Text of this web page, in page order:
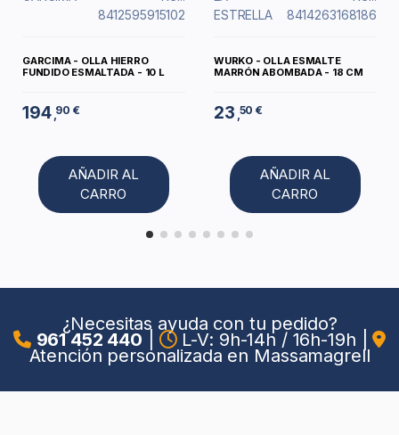
8412595915102
GARCIMA - OLLA HIERRO
FUNDIDO ESMALTADA - 10 L
194 ,90 €
AÑADIR AL
CARRO
ESTRELLA
8414263168186
WURKO - OLLA ESMALTE
MARRÓN ABOMBADA - 18 CM
23 ,50 €
AÑADIR AL
CARRO
¿Necesitas ayuda con tu pedido?
961 452 440 L-V: 9h-14h / 16h-19h
Atención personalizada en Massamagrell